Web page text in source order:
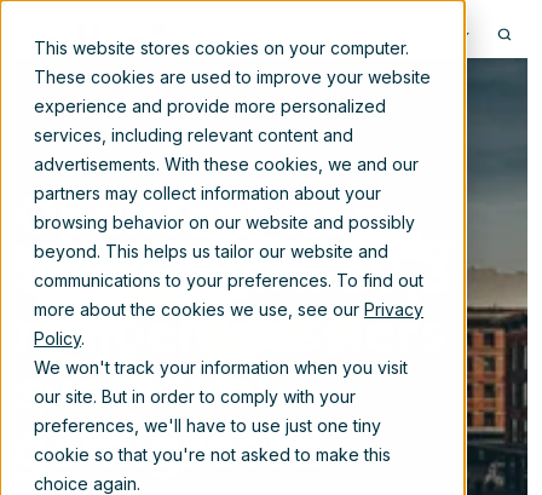
This website stores cookies on your computer.
These cookies are used to improve your website
experience and provide more personalized
services, including relevant content and
advertisements. With these cookies, we and our
partners may collect information about your
browsing behavior on our website and possibly
beyond. This helps us tailor our website and
communications to your preferences. To find out
more about the cookies we use, see our Privacy
Policy.
We won't track your information when you visit
our site. But in order to comply with your
preferences, we'll have to use just one tiny
cookie so that you're not asked to make this
choice again.
OpenText naar
SharePoint: 10,3
miljoen dossiers
succesvol
gemigreerd